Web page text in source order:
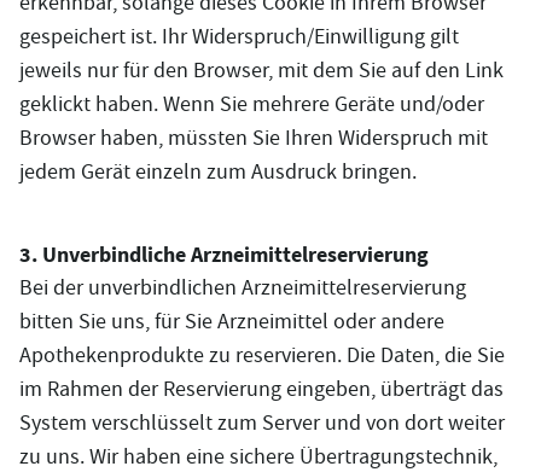
gespeichert ist. Ihr Widerspruch/Einwilligung gilt
jeweils nur für den Browser, mit dem Sie auf den Link
geklickt haben. Wenn Sie mehrere Geräte und/oder
Browser haben, müssten Sie Ihren Widerspruch mit
jedem Gerät einzeln zum Ausdruck bringen.
3. Unverbindliche Arzneimittelreservierung
Bei der unverbindlichen Arzneimittelreservierung
bitten Sie uns, für Sie Arzneimittel oder andere
Apothekenprodukte zu reservieren. Die Daten, die Sie
im Rahmen der Reservierung eingeben, überträgt das
System verschlüsselt zum Server und von dort weiter
zu uns. Wir haben eine sichere Übertragungstechnik,